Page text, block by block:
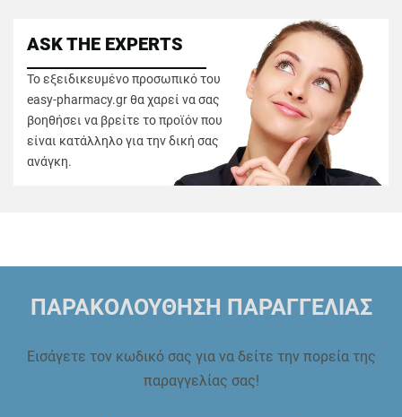
ASK THE EXPERTS
Το εξειδικευμένο προσωπικό του
easy-pharmacy.gr θα χαρεί να σας
βοηθήσει να βρείτε το προϊόν που
είναι κατάλληλο για την δική σας
ανάγκη.
ΠΑΡΑΚΟΛΟΥΘΗΣΗ ΠΑΡΑΓΓΕΛΙΑΣ
Εισάγετε τον κωδικό σας για να δείτε την πορεία της
παραγγελίας σας!